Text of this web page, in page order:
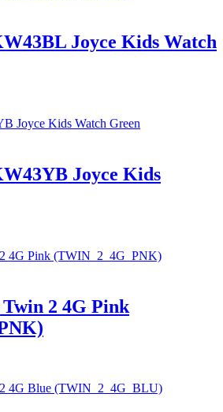
Joyce Kids Watch
Joyce Kids
2 4G Pink